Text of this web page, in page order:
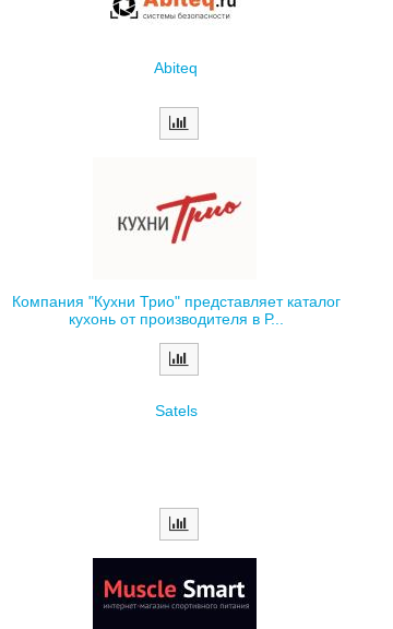
Abiteq
Компания "Кухни Трио" представляет каталог
кухонь от производителя в Р...
Satels